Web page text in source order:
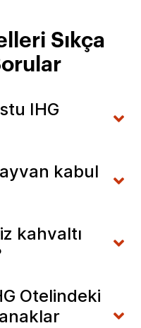
Sıkça
IHG
kabul
kahvaltı
Otelindeki